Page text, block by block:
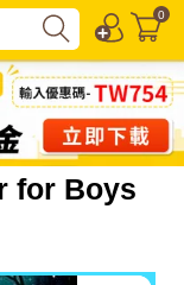
0
for Boys